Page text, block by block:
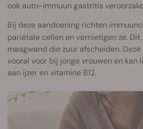
ook auto-immuun gastritis
Bij deze aandoening richten
pariëtale cellen en vernietigen ze.
maagwand die zuur afscheiden.
vooral voor bij jonge vrouwen en kan
aan ijzer en vitamine B12.